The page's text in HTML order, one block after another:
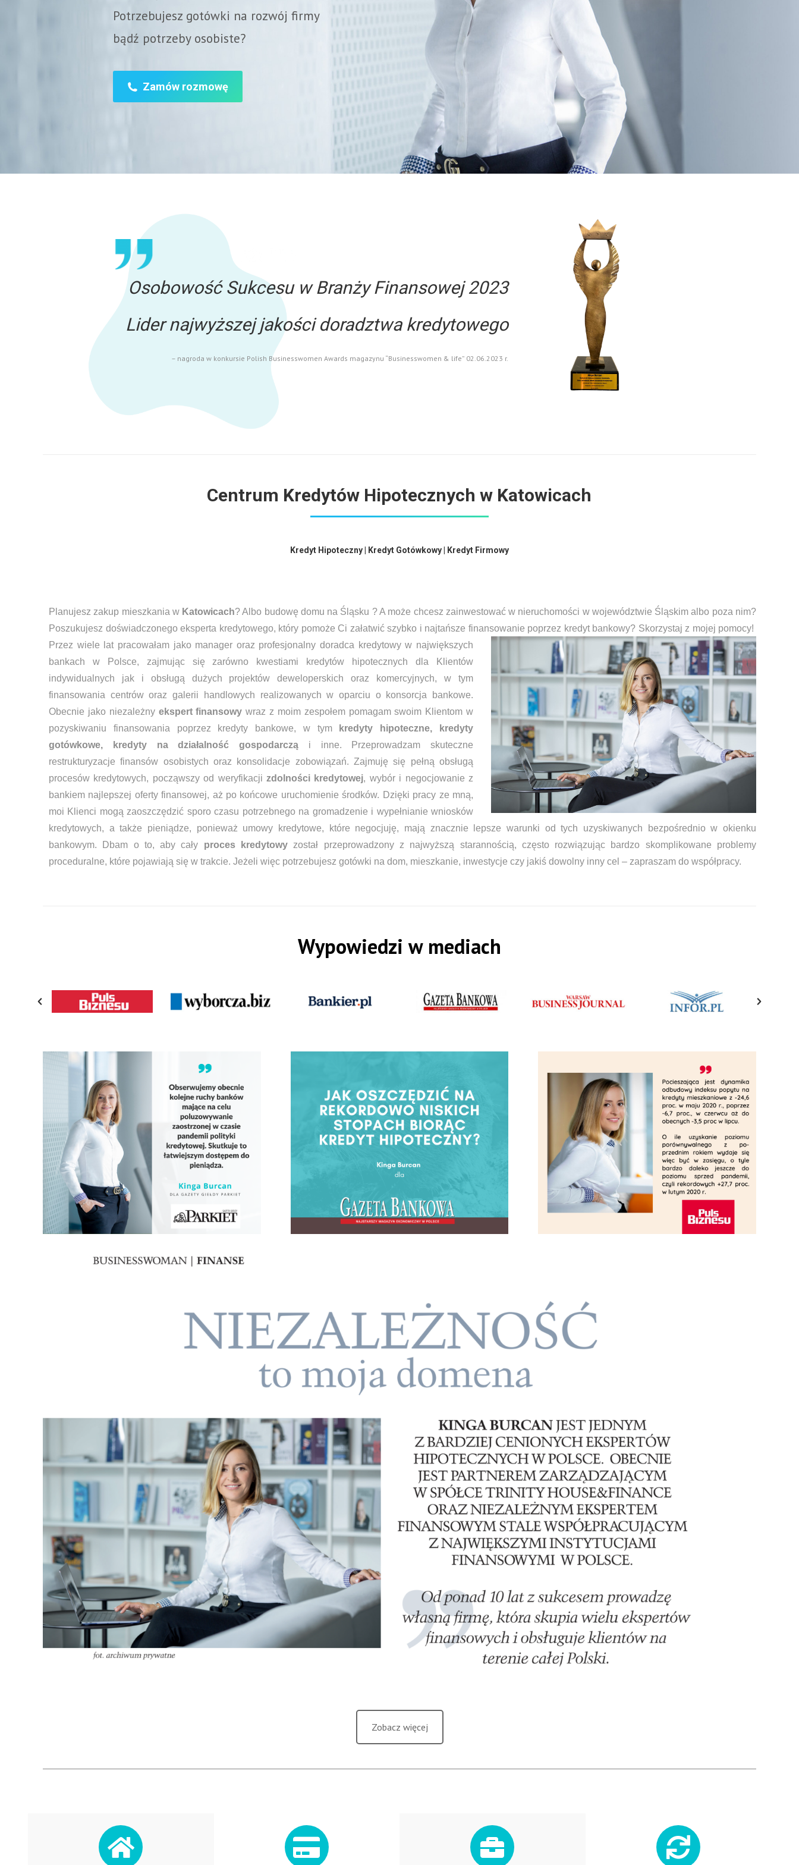
Potrzebujesz gotówki na rozwój firmy
bądź potrzeby osobiste?
Zamów rozmowę
Osobowość Sukcesu w Branży Finansowej 2023
Lider najwyższej jakości doradztwa kredytowego
– nagroda w konkursie Polish Businesswomen Awards magazynu “Businesswomen & life” 02.06.2023 r.
Centrum Kredytów Hipotecznych w Katowicach
Kredyt Hipoteczny | Kredyt Gotówkowy | Kredyt Firmowy
Planujesz zakup mieszkania w Katowicach? Albo budowę domu na Śląsku ? A może chcesz zainwestować w nieruchomości w województwie Śląskim albo poza nim?
Poszukujesz doświadczonego eksperta kredytowego, który pomoże Ci załatwić szybko i najtańsze finansowanie poprzez kredyt bankowy? Skorzystaj z mojej pomocy!
Przez wiele lat pracowałam jako manager oraz profesjonalny doradca kredytowyw największych
bankach w Polsce, zajmując się zarówno kwestiami kredytów hipotecznych dla Klientów
indywidualnych jak i obsługą dużych projektów deweloperskich oraz komercyjnych, w tym
finansowania centrów oraz galerii handlowych realizowanych w oparciu o konsorcja bankowe.
Obecnie jako niezależny ekspert finansowy wraz z moim zespołem pomagam swoim Klientom w
pozyskiwaniu finansowania poprzez kredyty bankowe, w tym
kredyty hipoteczne, kredyty
gotówkowe, kredyty na działalność gospodarczą i inne. Przeprowadzam skuteczne
restrukturyzacje finansów osobistych oraz konsolidacje zobowiązań. Zajmuję się pełną obsługą
procesów kredytowych, począwszy od weryfikacji zdolności kredytowej, wybór i negocjowanie z
bankiem najlepszej oferty finansowej, aż po końcowe uruchomienie środków. Dzięki pracy ze mną,
moi Klienci mogą zaoszczędzić sporo czasu potrzebnego na gromadzenie i wypełnianie wniosków
kredytowych, a także pieniądze, ponieważ umowy kredytowe, które negocjuję, mają znacznie lepsze warunki od tych uzyskiwanych bezpośrednio w okienku
bankowym. Dbam o to, aby cały proces kredytowy został przeprowadzony z najwyższą starannością, często rozwiązując bardzo skomplikowane problemy
proceduralne, które pojawiają się w trakcie. Jeżeli więc potrzebujesz gotówki na dom, mieszkanie, inwestycje czy jakiś dowolny inny cel – zapraszam do współpracy.
Wypowiedzi w mediach
Zobacz więcej